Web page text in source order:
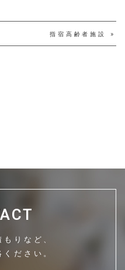
指宿高齢者施設 »
りなど、
ださい。